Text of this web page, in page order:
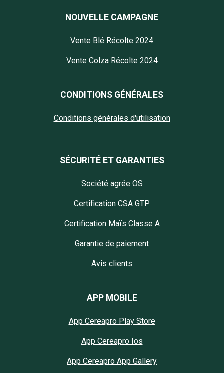
NOUVELLE CAMPAGNE
Vente Blé Récolte 2024
Vente Colza Récolte 2024
CONDITIONS GÉNÉRALES
Conditions générales d'utilisation
SÉCURITÉ ET GARANTIES
Société agrée OS
Certification CSA GTP
Certification Maïs Classe A
Garantie de paiement
Avis clients
APP MOBILE
App Cereapro Play Store
App Cereapro Ios
App Cereapro App Gallery